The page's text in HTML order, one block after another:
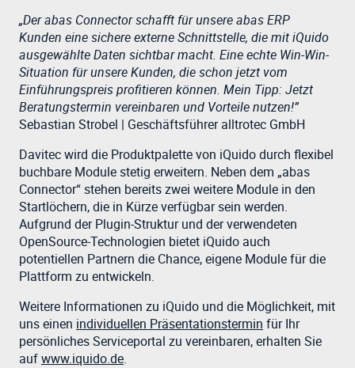
„Der abas Connector schafft für unsere abas ERP
Kunden eine sichere externe Schnittstelle, die mit iQuido
ausgewählte Daten sichtbar macht. Eine echte Win-Win-
Situation für unsere Kunden, die schon jetzt vom
Einführungspreis profitieren können. Mein Tipp: Jetzt
Beratungstermin vereinbaren und Vorteile nutzen!”
Sebastian Strobel | Geschäftsführer alltrotec GmbH
Davitec wird die Produktpalette von iQuido durch flexibel
buchbare Module stetig erweitern. Neben dem „abas
Connector“ stehen bereits zwei weitere Module in den
Startlöchern, die in Kürze verfügbar sein werden.
Aufgrund der Plugin-Struktur und der verwendeten
OpenSource-Technologien bietet iQuido auch
potentiellen Partnern die Chance, eigene Module für die
Plattform zu entwickeln.
Weitere Informationen zu iQuido und die Möglichkeit, mit
uns einen individuellen Präsentationstermin für Ihr
persönliches Serviceportal zu vereinbaren, erhalten Sie
aufwww.iquido.de.